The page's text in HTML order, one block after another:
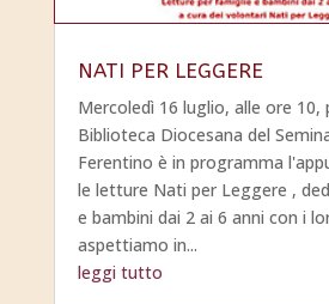
NATI PER LEGGERE
Mercoledì 16 luglio, alle ore 10,
Biblioteca Diocesana del
Ferentino è in programma
le letture Nati per Leggere ,
e bambini dai 2 ai 6 anni con i
aspettiamo in...
leggi tutto